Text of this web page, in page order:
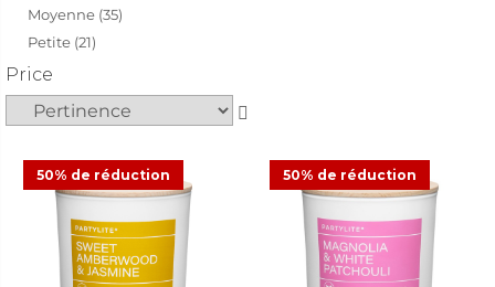
Moyenne (35)
Petite (21)
Price
50% de réduction
AJOUTER AU PANIER
Pot à bougie Fresh Home
Sweet Amberwood &
Jasmine
CHF 16.48 CHF 32.95
50% de réduction
AJOUTER AU PANIER
Pot à bougie Fresh Home
Magnolia & White Patchouli
CHF 16.48 CHF 32.95